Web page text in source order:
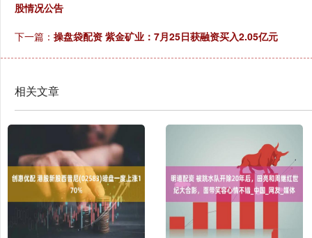
股情况公告
下一篇： 操盘袋配资 紫金矿业：7月25日获融资买入2.05亿元
相关文章